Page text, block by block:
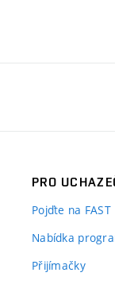
PRO
Pojďte na FAST
Nabídka
Přijímačky